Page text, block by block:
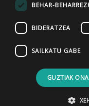
BEHAR-
BIDERATZEA
SAILKATU GABE
GUZTIAK